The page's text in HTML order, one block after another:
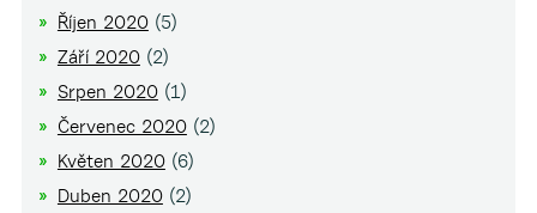
Říjen 2020(5)
Září 2020(2)
Srpen 2020(1)
Červenec 2020(2)
Květen 2020(6)
Duben 2020(2)